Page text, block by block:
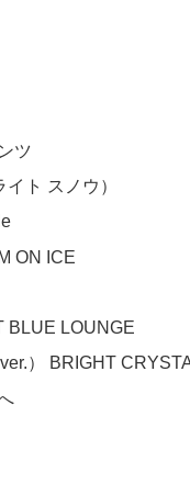
ツ
ト スノウ）
ON ICE
LOUNGE
） BRIGHT